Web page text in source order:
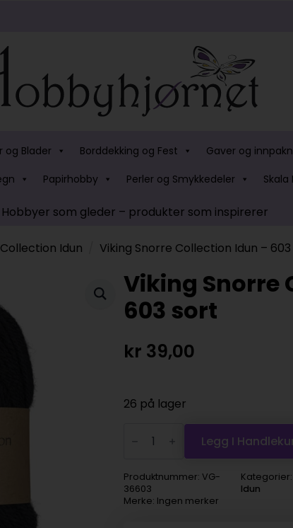
og Blader Borddekking og Fest Gaver og
Papirhobby Perler og Smykkedeler Skala
Hobbyer som gleder – produkter som inspirerer
Idun Viking Snorre Collection Idun –
Viking Snorre
603 sort
kr 39,00
26 på lager
Snorre
Collection
-
603
sort
antall
Legg I
Produktnummer: VG-
36603
Kategorier:
Idun
Merke: Ingen merker